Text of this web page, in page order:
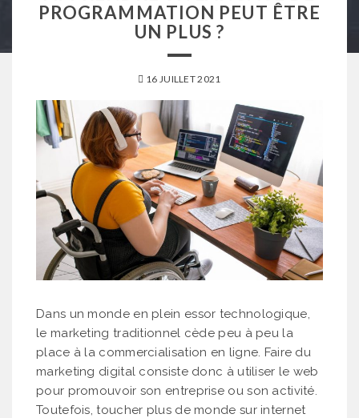
PROGRAMMATION PEUT ÊTRE
UN PLUS ?
16 JUILLET 2021
Dans un monde en plein essor technologique,
le marketing traditionnel cède peu à peu la
place à la commercialisation en ligne. Faire du
marketing digital consiste donc à utiliser le web
pour promouvoir son entreprise ou son activité.
Toutefois, toucher plus de monde sur internet